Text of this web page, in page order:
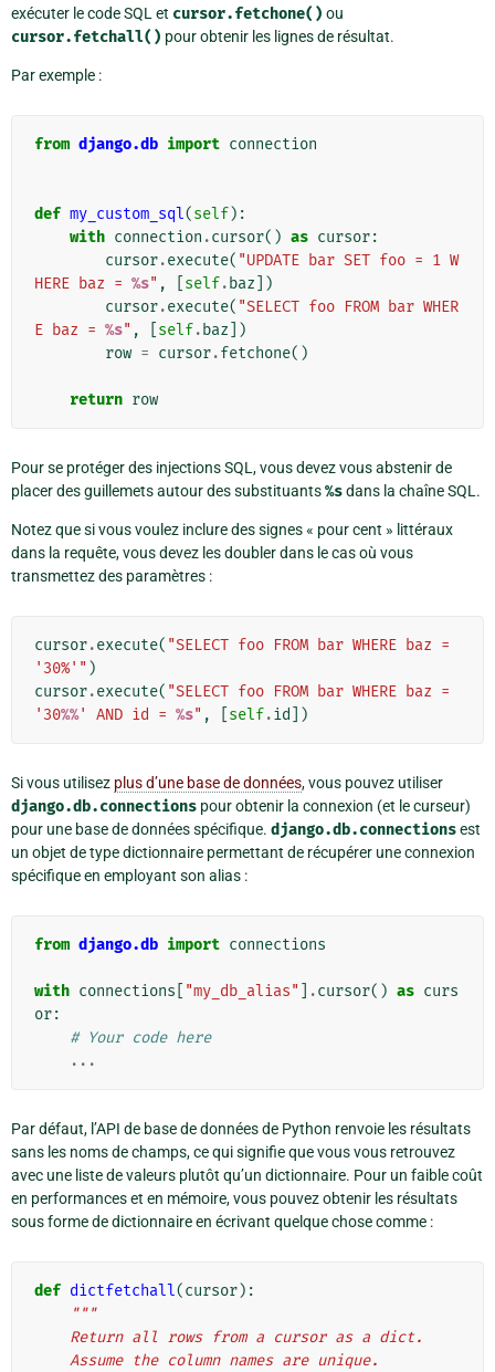
exécuter le code SQL et cursor.fetchone() ou
cursor.fetchall() pour obtenir les lignes de résultat.
Par exemple :
from django.db import connection
def my_custom_sql(self):
with connection .cursor() as cursor:
cursor.execute( "UPDATE bar SET foo = 1 W
HERE baz = %s" , self. baz ])
cursor.execute( "SELECT foo FROM bar WHER
E baz = %s" , self. baz ])
row = cursor.fetchone()
return row
Pour se protéger des injections SQL, vous devez vous abstenir de
placer des guillemets autour des substituants%sdans la chaîne SQL.
Notez que si vous voulez inclure des signes « pour cent » littéraux
dans la requête, vous devez les doubler dans le cas où vous
transmettez des paramètres :
cursor.execute( "SELECT foo FROM bar WHERE baz =
'30%'" )
cursor.execute( "SELECT foo FROM bar WHERE baz =
'30%%' AND id = %s" , self.id ])
Si vous utilisez plus d’une base de données, vous pouvez utiliser
django.db.connections pour obtenir la connexion (et le curseur)
pour une base de données spécifique. django.db.connectionsest
un objet de type dictionnaire permettant de récupérer une connexion
spécifique en employant son alias :
from django.db import connections
with connections "my_db_alias" .cursor() as curs
or:
# Your code here
...
Par défaut, l’API de base de données de Python renvoie les résultats
sans les noms de champs, ce qui signifie que vous vous retrouvez
avec une liste de valeurs plutôt qu’un dictionnaire. Pour un faible coût
en performances et en mémoire, vous pouvez obtenir les résultats
sous forme de dictionnaire en écrivant quelque chose comme :
def dictfetchall(cursor):
"""
    Return all rows from a cursor as a dict.
    Assume the column names are unique.